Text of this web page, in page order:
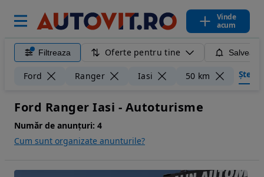
Vinde
acum
Filtreaza Oferte pentru tine
Ford Ranger Iasi 50 km
Ford Ranger Iasi - Autoturisme
Număr de anunțuri: 4
Cum sunt organizate anunturile?